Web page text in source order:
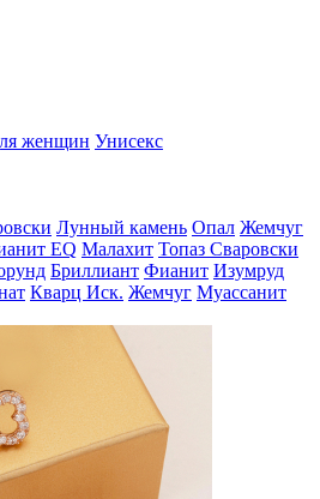
женщин Унисекс
Лунный камень Опал Жемчуг
EQ Малахит Топаз Сваровски
Бриллиант Фианит Изумруд
Кварц Иск. Жемчуг Муассанит